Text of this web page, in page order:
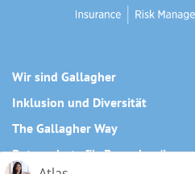
Wir sind Gallagher
Inklusion und Diversität
The Gallagher Way
Datenschutz für Bewerber/innen